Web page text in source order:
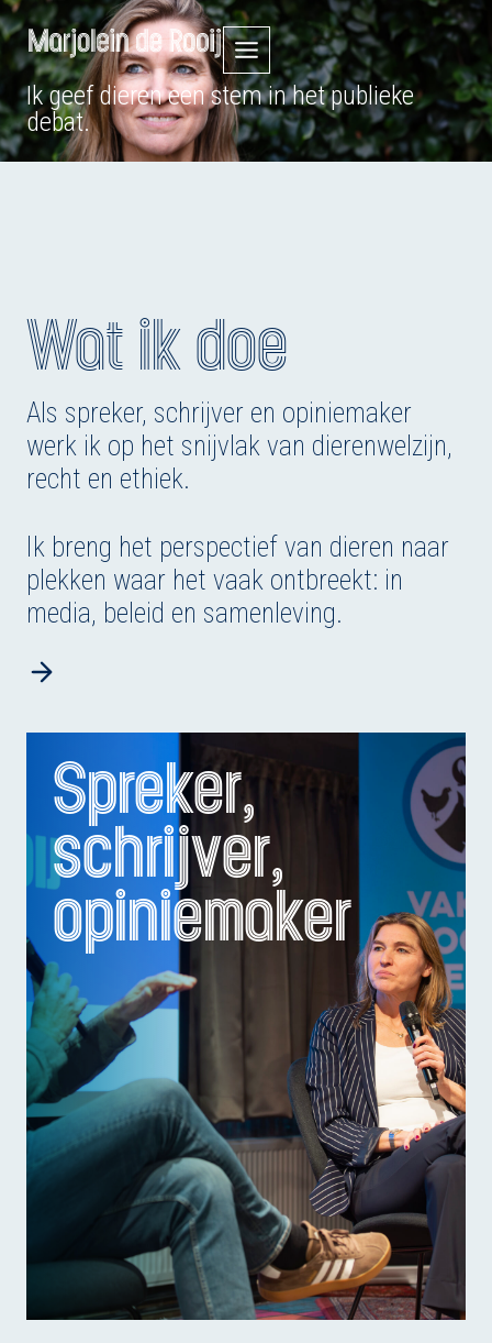
Doorgaan
naar
inhoud
Ik geef dieren een stem in het publieke
debat.
Wat ik doe
Als spreker, schrijver en opiniemaker
werk ik op het snijvlak van dierenwelzijn,
recht en ethiek.
Ik breng het perspectief van dieren naar
plekken waar het vaak ontbreekt: in
media, beleid en samenleving.
Spreker,
schrijver,
opiniemaker